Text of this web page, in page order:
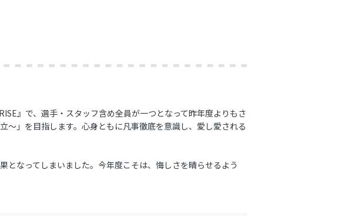
』で、選手・スタッフ含め全員が一つとなって昨年度よりもさ
〜」を目指します。心身ともに凡事徹底を意識し、愛し愛される
なってしまいました。今年度こそは、悔しさを晴らせるよう